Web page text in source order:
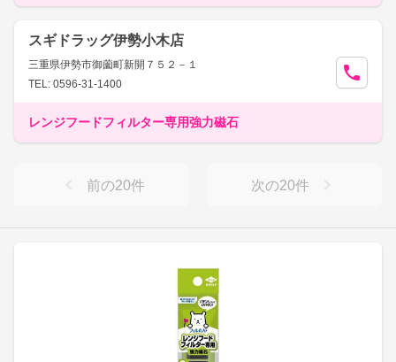
スギドラッグ伊勢小木店
三重県伊勢市御薗町新開７５２－１
TEL: 0596-31-1400
レンジフードフィルター専用強力磁石
前の20件 次の20件